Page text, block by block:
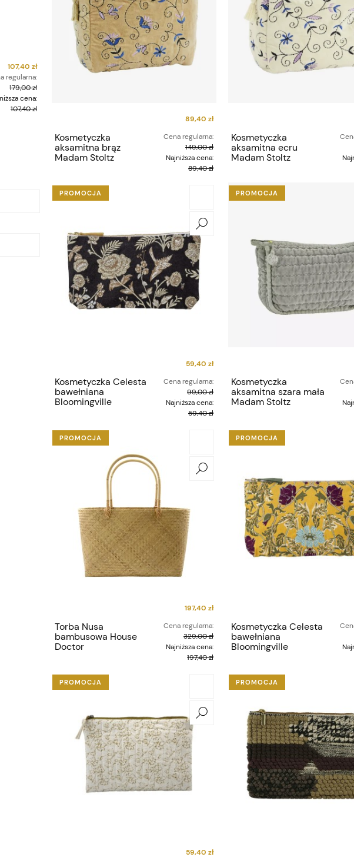
107,40 zł
regularna:
179,00 zł
cena:
107,40 zł
135,00 zł
Kosmetyczka
aksamitna brąz
Madam Stoltz
89,40 zł
Cena regularna:
149,00 zł
Najniższa cena:
89,40 zł
Kosmetyczka
aksamitna ecru
Madam Stoltz
Kosmetyczka Celesta
bawełniana
Bloomingville
59,40 zł
Cena regularna:
99,00 zł
Najniższa cena:
59,40 zł
PROMOCJA
Kosmetyczka
aksamitna szara mała
Madam Stoltz
PROMOCJA
Torba Nusa
bambusowa House
Doctor
197,40 zł
Cena regularna:
329,00 zł
Najniższa cena:
197,40 zł
PROMOCJA
Kosmetyczka Celesta
bawełniana
Bloomingville
PROMOCJA
59,40 zł
PROMOCJA PROMOCJA